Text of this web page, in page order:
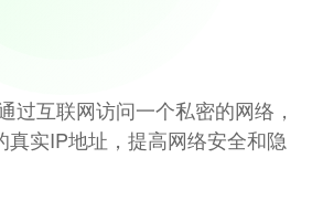
过互联网访问一个私密的网络，
真实IP地址，提高网络安全和隐